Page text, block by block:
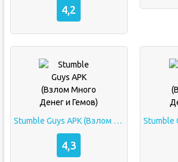
4,2
Stumble Guys APK (Взлом Много Денег и Гемов)
4,3